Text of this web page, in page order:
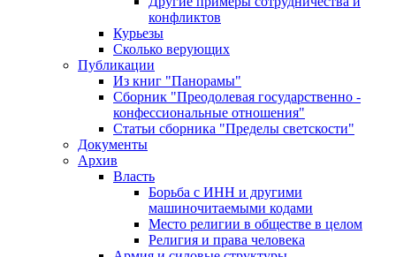
конфликтов
Курьезы
Сколько верующих
Публикации
Из книг "Панорамы"
Сборник "Преодолевая государственно -
конфессиональные отношения"
Статьи сборника "Пределы светскости"
Документы
Архив
Власть
Борьба с ИНН и другими
машиночитаемыми кодами
Место религии в обществе в целом
Религия и права человека